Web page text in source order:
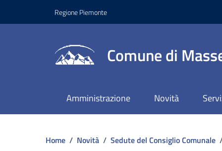
Regione Piemonte
Comune di
Amministrazione Novità
Home / Novità / Sedute del Consiglio Comunale